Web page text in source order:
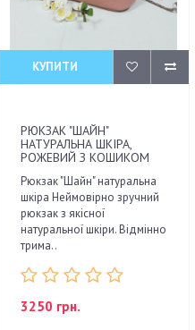
КУПИТИ
РЮКЗАК "ШАЙН"
НАТУРАЛЬНА ШКІРА,
РОЖЕВИЙ З КОШИКОМ
Рюкзак "Шайн" натуральна
шкіра Неймовірно зручний
рюкзак з якісної
натуральної шкіри. Відмінно
трима..
3250 грн.